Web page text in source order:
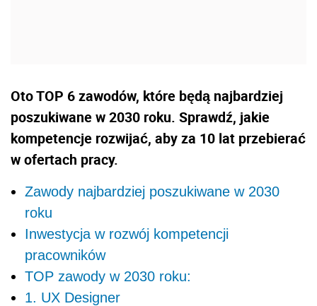
Oto TOP 6 zawodów, które będą najbardziej
poszukiwane w 2030 roku. Sprawdź, jakie
kompetencje rozwijać, aby za 10 lat przebierać
w ofertach pracy.
Zawody najbardziej poszukiwane w 2030
roku
Inwestycja w rozwój kompetencji
pracowników
TOP zawody w 2030 roku:
1. UX Designer